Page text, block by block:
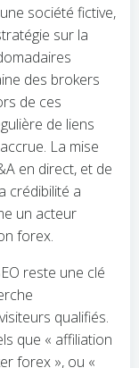
société fictive,
sur la
des brokers
de ces
de liens
La mise
en direct, et de
crédibilité a
un acteur
forex.
reste une clé
qualifiés.
que « affiliation
forex », ou «